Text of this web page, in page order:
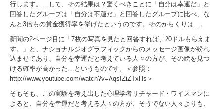
行します。…して、その結果は？驚くべきことに「自分は幸運だ」と
回答したグループは「自分は不運だ」と回答したグループに比べ、な
んと3倍もの賞金獲得率を挙げたというのです。そのからくりは…。
新聞の2ページ目に「7枚の写真を見たと回答すれば、20ドルもらえま
す。」と、ナショナルジオグラフィックからのメッセージ画像が紛れ
込ませてあり、自分を幸運だと考えている人々の方が、その絵を見つ
ける確率が高かった…というものです。＜参照：
http://www.youtube.com/watch?v=AqsIZiZTxHs＞
そもそも、この実験を考え出した心理学者リチャード・ワイスマンに
よると、自分を幸運だと考える人々の方が、そうでない人々よりも、